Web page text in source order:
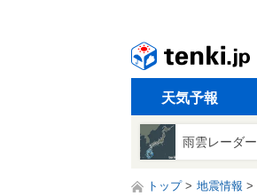
天気予報
雨雲レーダー
トップ 地震情報